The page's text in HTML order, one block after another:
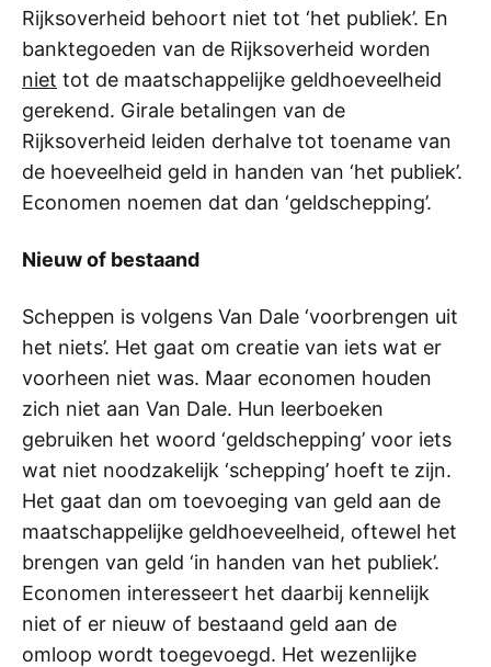
Rijksoverheid behoort niet tot ‘het publiek’. En
banktegoeden van de Rijksoverheid worden
niet tot de maatschappelijke geldhoeveelheid
gerekend. Girale betalingen van de
Rijksoverheid leiden derhalve tot toename van
de hoeveelheid geld in handen van ‘het publiek’.
Economen noemen dat dan ‘geldschepping’.
Nieuw of bestaand
Scheppen is volgens Van Dale ‘voorbrengen uit
het niets’. Het gaat om creatie van iets wat er
voorheen niet was. Maar economen houden
zich niet aan Van Dale. Hun leerboeken
gebruiken het woord ‘geldschepping’ voor iets
wat niet noodzakelijk ‘schepping’ hoeft te zijn.
Het gaat dan om toevoeging van geld aan de
maatschappelijke geldhoeveelheid, oftewel het
brengen van geld ‘in handen van het publiek’.
Economen interesseert het daarbij kennelijk
niet of er nieuw of bestaand geld aan de
omloop wordt toegevoegd. Het wezenlijke